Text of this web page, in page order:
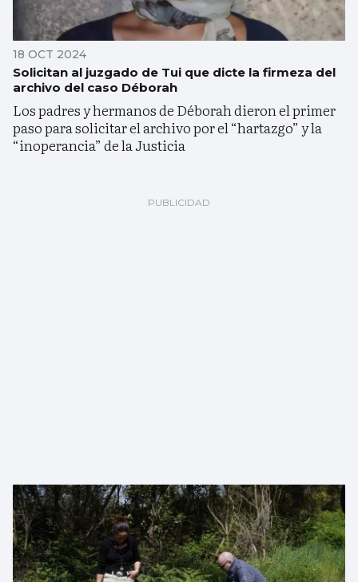
18 OCT 2024
Solicitan al juzgado de Tui que dicte la firmeza del
archivo del caso Déborah
Los padres y hermanos de Déborah dieron el primer
paso para solicitar el archivo por el “hartazgo” y la
“inoperancia” de la Justicia